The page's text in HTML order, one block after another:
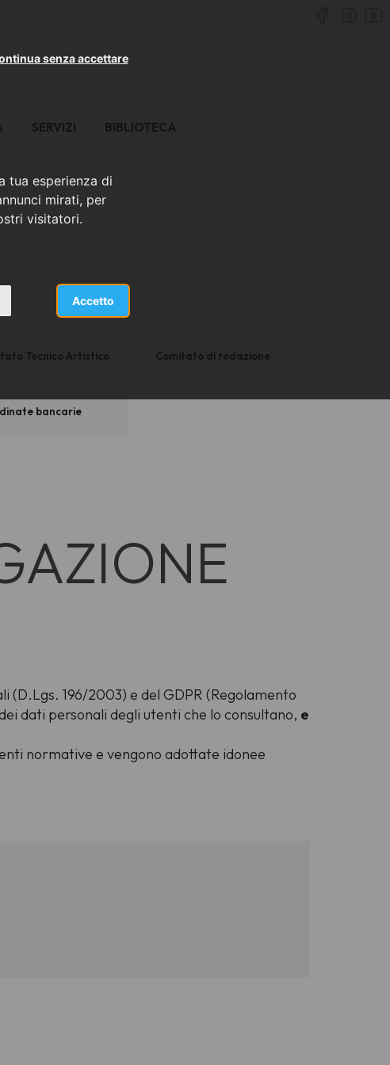
tua esperienza di
mirati, per
visitatori.
Accetto
senza accettare
SERVIZI BIBLIOTECA
Tecnico Artistico Comitato di redazione
bancarie
196/2003) e del GDPR (Regolamento
dati personali degli utenti che lo consultano, e
normative e vengono adottate idonee